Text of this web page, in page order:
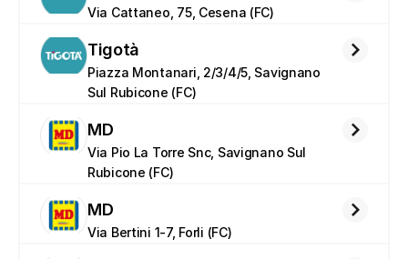
Via Cattaneo, 75, Cesena (FC)
Tigotà
Piazza Montanari, 2/3/4/5, Savignano
Sul Rubicone (FC)
MD
Via Pio La Torre Snc, Savignano Sul
Rubicone (FC)
MD
Via Bertini 1-7, Forli (FC)